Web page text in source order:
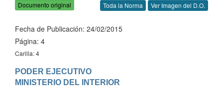
Documento original Toda la Norma Ver Imagen del D.O.
Fecha de Publicación: 24/02/2015
Página: 4
Carilla: 4
PODER EJECUTIVO